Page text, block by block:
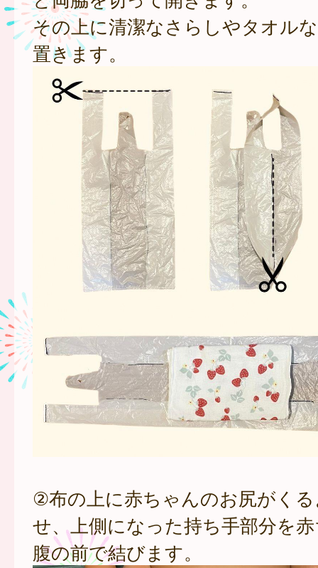
その上に清潔なさらしやタオル
置きます。
②布の上に赤ちゃんのお尻がく
せ、上側になった持ち手部分を
腹の前で結びます。